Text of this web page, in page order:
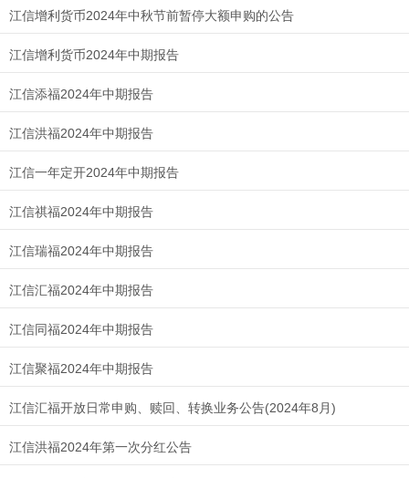
江信增利货币2024年中秋节前暂停大额申购的公告
江信增利货币2024年中期报告
江信添福2024年中期报告
江信洪福2024年中期报告
江信一年定开2024年中期报告
江信祺福2024年中期报告
江信瑞福2024年中期报告
江信汇福2024年中期报告
江信同福2024年中期报告
江信聚福2024年中期报告
江信汇福开放日常申购、赎回、转换业务公告(2024年8月)
江信洪福2024年第一次分红公告